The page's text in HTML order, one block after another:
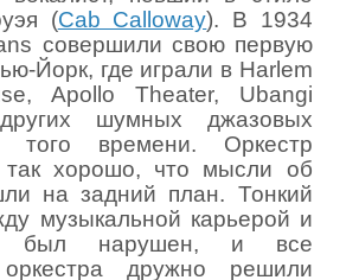
(Cab Calloway). В 1934
совершили свою первую
Йорк, где играли в Harlem
Apollo Theater, Ubangi
шумных джазовых
того времени. Оркестр
так хорошо, что мысли об
на задний план. Тонкий
музыкальной карьерой и
был нарушен, и все
оркестра дружно решили